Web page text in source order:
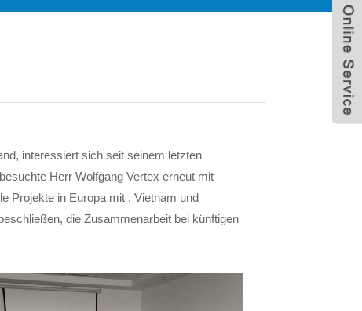
interessiert sich seit seinem letzten
Herr Wolfgang Vertex erneut mit
Projekte in Europa mit , Vietnam und
die Zusammenarbeit bei künftigen